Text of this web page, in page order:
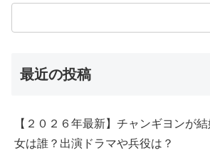
最近の投稿
【２０２６年最新】チャンギヨンが
女は誰？出演ドラマや兵役は？